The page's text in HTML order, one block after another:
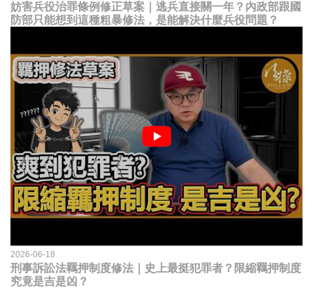
妨害兵役治罪條例修正草案｜逃兵直接關一年？內政部跟國
防部只能想到這種粗暴修法，是能解決什麼兵役問題？
2026-06-18
刑事訴訟法羈押制度修法｜史上最挺犯罪者？限縮羈押制度
究竟是吉是凶？